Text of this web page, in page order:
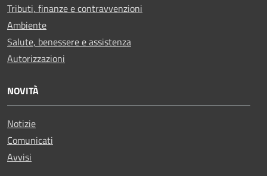
Tributi, finanze e contravvenzioni
Ambiente
Salute, benessere e assistenza
Autorizzazioni
NOVITÀ
Notizie
Comunicati
Avvisi